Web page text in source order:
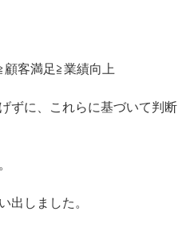
客満足≧業績向上
ずに、これらに基づいて判断
出しました。